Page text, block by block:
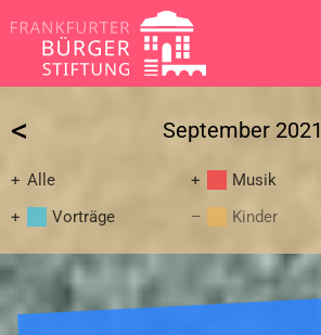
September 2021
<
Alle Musik
Vorträge
Kinder